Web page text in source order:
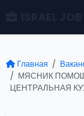
Главная
МЯСНИК
ЦЕНТРАЛЬНАЯ